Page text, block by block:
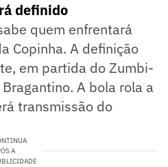
definido
quem enfrentará
Copinha. A definição
em partida do Zumbi-
A bola rola a
transmissão do
A